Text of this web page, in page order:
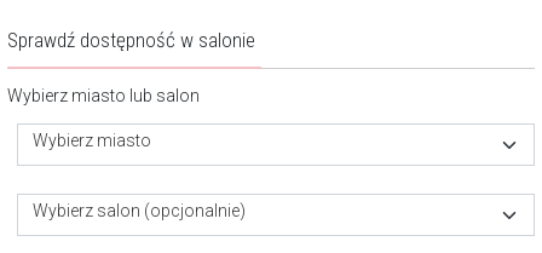
Sprawdź dostępność w salonie
Wybierz miasto lub salon
Wybierz miasto
Wybierz salon (opcjonalnie)